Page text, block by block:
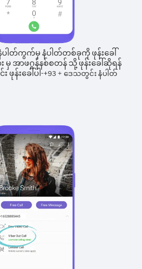
နံပါတ်ကွက်မှ နံပါတ်တစ်ခုကို ဖုန်းခေါ်
း မှ အာဖဂ္ဂန်နစ်စတန် သို့ ဖုန်းခေါ်ဆိုရန်
န်းခေါ်ပါ-+93+ ဒေသတွင်း နံပါတ်